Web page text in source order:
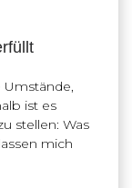
ist es
stellen: Was
mich